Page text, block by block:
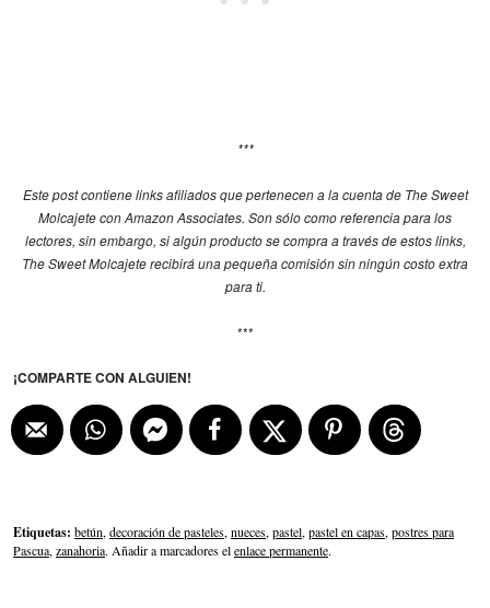
***
Este post contiene links afiliados que pertenecen a la cuenta de The Sweet
Molcajete con Amazon Associates. Son sólo como referencia para los
lectores, sin embargo, si algún producto se compra a través de estos links,
The Sweet Molcajete recibirá una pequeña comisión sin ningún costo extra
para ti.
***
¡COMPARTE CON ALGUIEN!
Etiquetas: betún, decoración de pasteles, nueces, pastel, pastel en capas, postres para
Pascua, zanahoria. Añadir a marcadores elenlace permanente.